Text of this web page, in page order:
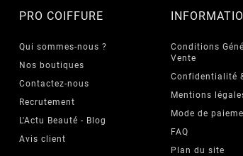
PRO COIFFURE
Qui sommes-nous ?
Nos boutiques
Contactez-nous
Recrutement
L'Actu Beauté - Blog
Avis client
Conditions
Vente
Confidentialité
Mentions
Mode de
FAQ
Plan du site